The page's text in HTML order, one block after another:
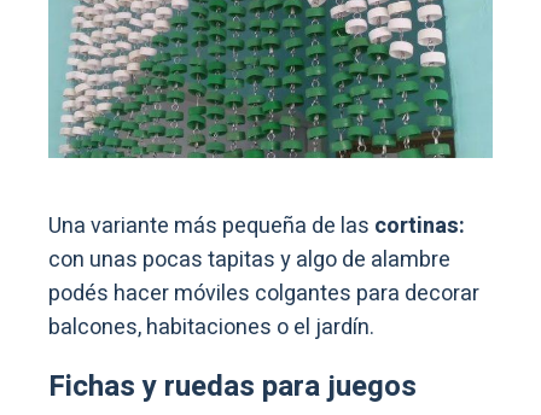
Una variante más pequeña de las cortinas:
con unas pocas tapitas y algo de alambre
podés hacer móviles colgantes para decorar
balcones, habitaciones o el jardín.
Fichas y ruedas para juegos